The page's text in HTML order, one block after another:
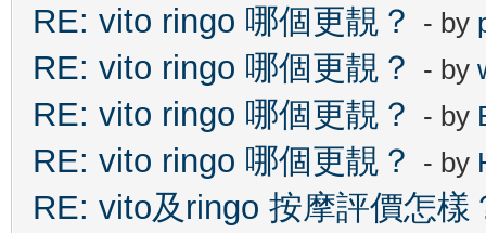
RE: vito ringo 哪個更靚？ - by
RE: vito ringo 哪個更靚？ - by
RE: vito ringo 哪個更靚？ - by
RE: vito ringo 哪個更靚？ - by
RE: vito及ringo 按摩評價怎樣